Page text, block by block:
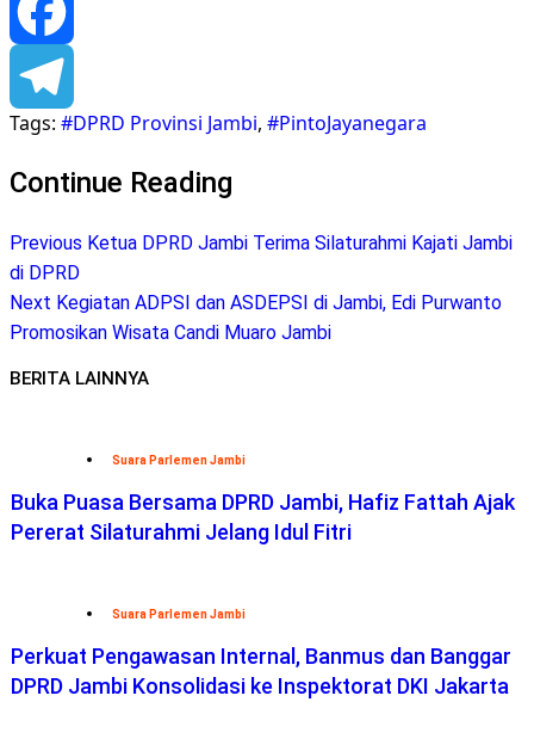
Pinterest
Facebook
Telegram
Tags: #DPRD Provinsi Jambi, #PintoJayanegara
Continue Reading
Previous Ketua DPRD Jambi Terima Silaturahmi Kajati Jambi
di DPRD
Next Kegiatan ADPSI dan ASDEPSI di Jambi, Edi Purwanto
Promosikan Wisata Candi Muaro Jambi
BERITA LAINNYA
Suara Parlemen Jambi
Buka Puasa Bersama DPRD Jambi, Hafiz Fattah Ajak
Pererat Silaturahmi Jelang Idul Fitri
Suara Parlemen Jambi
Perkuat Pengawasan Internal, Banmus dan Banggar
DPRD Jambi Konsolidasi ke Inspektorat DKI Jakarta